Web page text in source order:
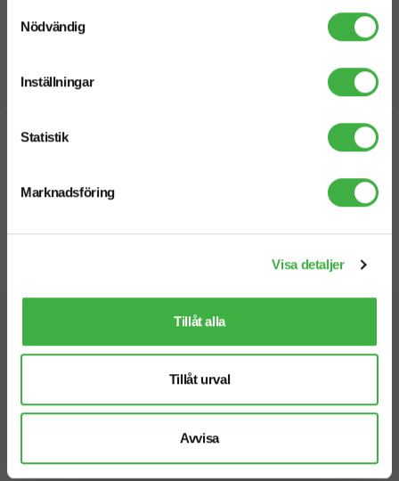
Nödvändig
Inställningar
Statistik
Marknadsföring
Visa detaljer
Tillåt alla
Tillåt urval
Avvisa
Designskiss inom 1 h
Vi hjälper dig gärna!
Telefon: 019-760 65 00